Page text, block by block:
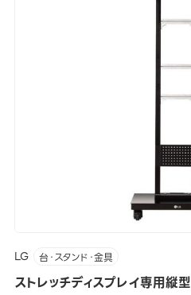
LG 台・スタンド・金具
ストレッチディスプレイ専用縦